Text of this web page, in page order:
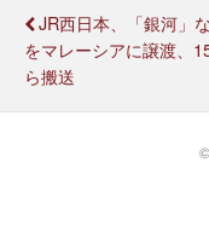
JR西日本、「銀河」
をマレーシアに譲渡、
ら搬送